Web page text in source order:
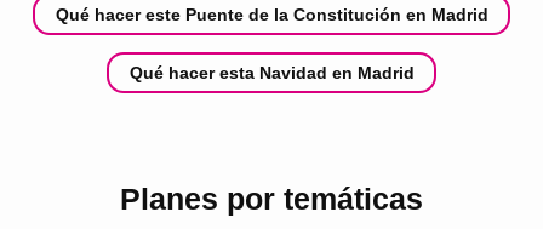
Qué hacer este Puente de la Constitución en Madrid
Qué hacer esta Navidad en Madrid
Planes por temáticas